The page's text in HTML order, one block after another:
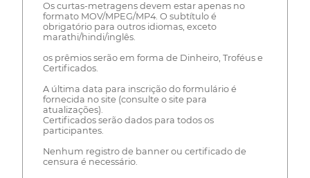
Os curtas-metragens devem estar apenas no
formato MOV/MPEG/MP4. O subtítulo é
obrigatório para outros idiomas, exceto
marathi/hindi/inglês.
os prêmios serão em forma de Dinheiro, Troféus e
Certificados.
A última data para inscrição do formulário é
fornecida no site (consulte o site para
atualizações).
Certificados serão dados para todos os
participantes.
Nenhum registro de banner ou certificado de
censura é necessário.